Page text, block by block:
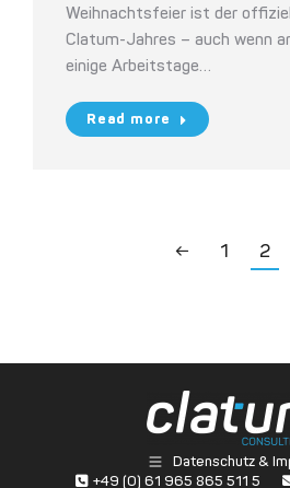
Weihnachtsfeier ist der
Clatum-Jahres – auch wenn
einige Arbeitstage…
Read more
← 1 2
Datenschutz &
+49 (0) 61 965 865 511 5